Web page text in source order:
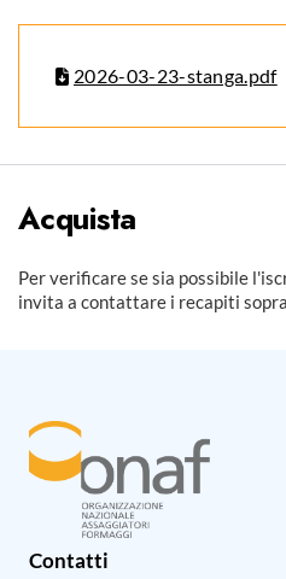
2026-03-23-stanga.pdf
Acquista
Per verificare se sia possibile
invita a contattare i recapiti
Contatti